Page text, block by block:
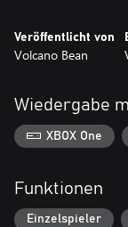
Veröffentlicht von
Volcano Bean
Wiedergabe
XBOX One
Funktionen
Einzelspieler